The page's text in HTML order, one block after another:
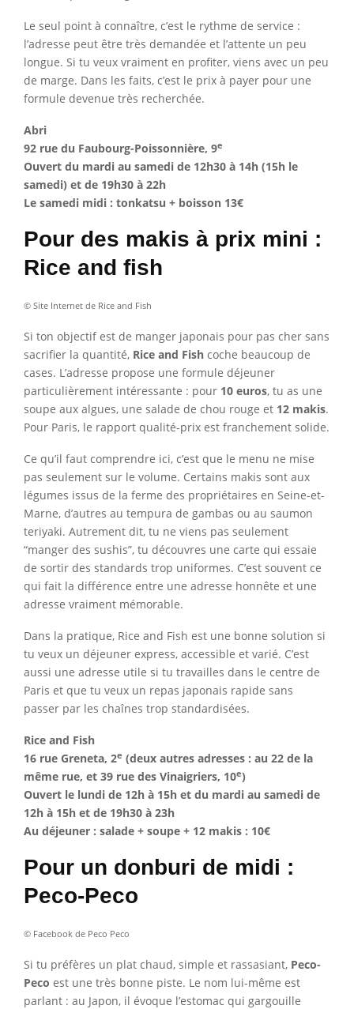
Le seul point à connaître, c’est le rythme de service :
l’adresse peut être très demandée et l’attente un peu
longue. Si tu veux vraiment en profiter, viens avec un peu
de marge. Dans les faits, c’est le prix à payer pour une
formule devenue très recherchée.
Abri
92 rue du Faubourg-Poissonnière, 9e
Ouvert du mardi au samedi de 12h30 à 14h (15h le
samedi) et de 19h30 à 22h
Le samedi midi : tonkatsu + boisson 13€
Pour des makis à prix mini :
Rice and fish
© Site Internet de Rice and Fish
Si ton objectif est de manger japonais pour pas cher sans
sacrifier la quantité, Rice and Fish coche beaucoup de
cases. L’adresse propose une formule déjeuner
particulièrement intéressante : pour 10 euros, tu as une
soupe aux algues, une salade de chou rouge et 12 makis.
Pour Paris, le rapport qualité-prix est franchement solide.
Ce qu’il faut comprendre ici, c’est que le menu ne mise
pas seulement sur le volume. Certains makis sont aux
légumes issus de la ferme des propriétaires en Seine-et-
Marne, d’autres au tempura de gambas ou au saumon
teriyaki. Autrement dit, tu ne viens pas seulement
“manger des sushis”, tu découvres une carte qui essaie
de sortir des standards trop uniformes. C’est souvent ce
qui fait la différence entre une adresse honnête et une
adresse vraiment mémorable.
Dans la pratique, Rice and Fish est une bonne solution si
tu veux un déjeuner express, accessible et varié. C’est
aussi une adresse utile si tu travailles dans le centre de
Paris et que tu veux un repas japonais rapide sans
passer par les chaînes trop standardisées.
Rice and Fish
16 rue Greneta, 2e (deux autres adresses : au 22 de la
même rue, et 39 rue des Vinaigriers, 10e)
Ouvert le lundi de 12h à 15h et du mardi au samedi de
12h à 15h et de 19h30 à 23h
Au déjeuner : salade + soupe + 12 makis : 10€
Pour un donburi de midi :
Peco-Peco
© Facebook de Peco Peco
Si tu préfères un plat chaud, simple et rassasiant, Peco-
Peco est une très bonne piste. Le nom lui-même est
parlant : au Japon, il évoque l’estomac qui gargouille